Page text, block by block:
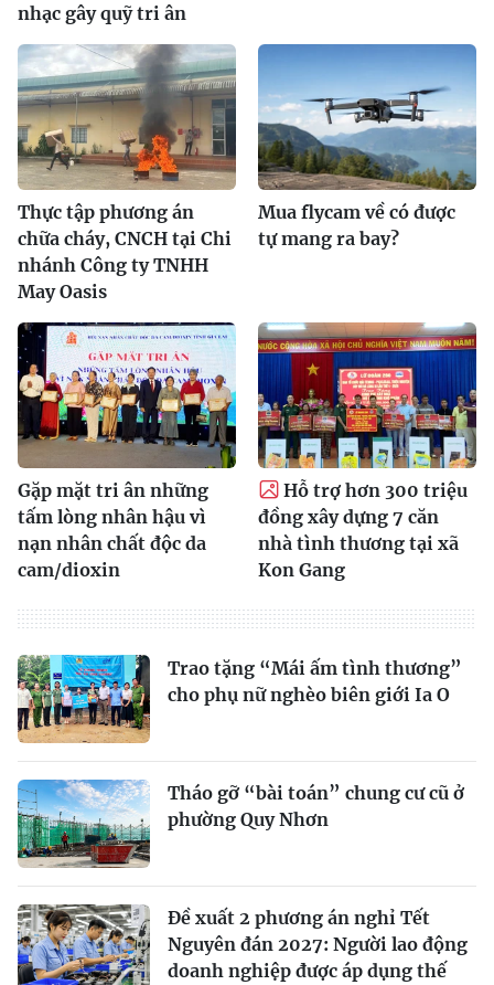
nhạc gây quỹ tri ân
Thực tập phương án
chữa cháy, CNCH tại Chi
nhánh Công ty TNHH
May Oasis
Mua flycam về có được
tự mang ra bay?
Gặp mặt tri ân những
tấm lòng nhân hậu vì
nạn nhân chất độc da
cam/dioxin
Hỗ trợ hơn 300 triệu
đồng xây dựng 7 căn
nhà tình thương tại xã
Kon Gang
Trao tặng “Mái ấm tình thương”
cho phụ nữ nghèo biên giới Ia O
Tháo gỡ “bài toán” chung cư cũ ở
phường Quy Nhơn
Đề xuất 2 phương án nghỉ Tết
Nguyên đán 2027: Người lao động
doanh nghiệp được áp dụng thế